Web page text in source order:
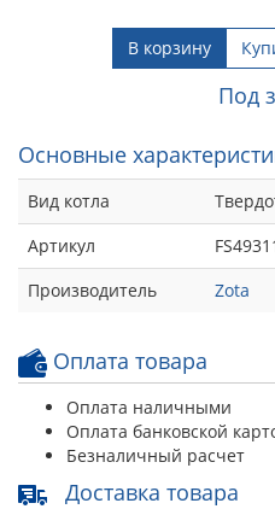
В корзину
Под
Основные
Вид котла
Артикул
Производитель
Zota
Оплата товара
Оплата наличными
Оплата банковской
Безналичный расчет
Доставка товара